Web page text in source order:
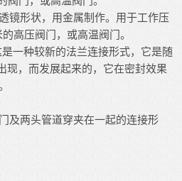
形状，用金属制作。用于工作压
高压阀门，或高温阀门。
种较新的法兰连接形式，它是随
现，而发展起来的，它在密封效果
两头管道穿夹在一起的连接形